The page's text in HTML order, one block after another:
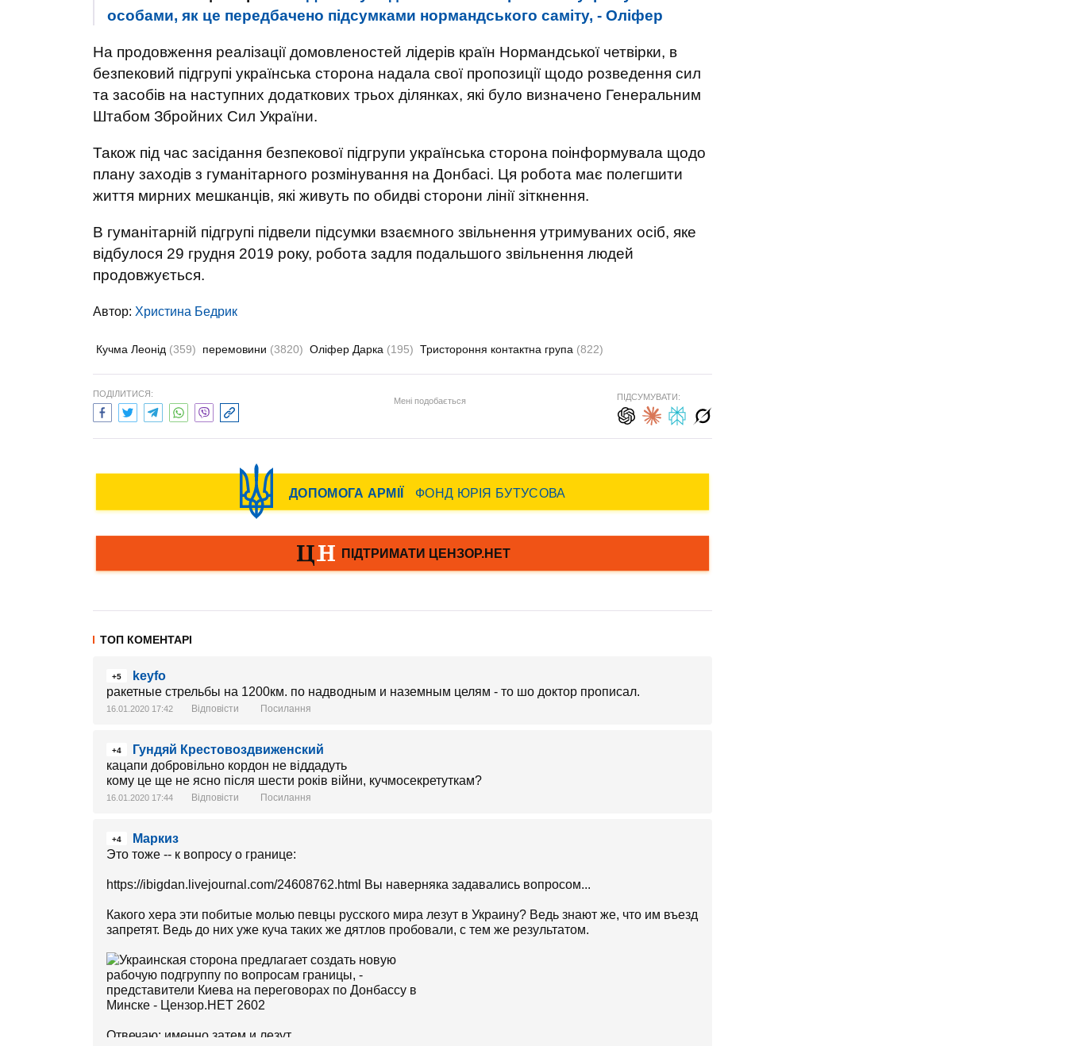
особами, як це передбачено підсумками нормандського саміту, - Оліфер
На продовження реалізації домовленостей лідерів країн Нормандської четвірки, в
безпековий підгрупі українська сторона надала свої пропозиції щодо розведення сил
та засобів на наступних додаткових трьох ділянках, які було визначено Генеральним
Штабом Збройних Сил України.
Також під час засідання безпекової підгрупи українська сторона поінформувала щодо
плану заходів з гуманітарного розмінування на Донбасі. Ця робота має полегшити
життя мирних мешканців, які живуть по обидві сторони лінії зіткнення.
В гуманітарній підгрупі підвели підсумки взаємного звільнення утримуваних осіб, яке
відбулося 29 грудня 2019 року, робота задля подальшого звільнення людей
продовжується.
Автор: Христина Бедрик
Кучма Леонід (359) перемовини (3820) Оліфер Дарка (195) Тристороння контактна група (822)
ПОДІЛИТИСЯ:
Мені подобається ПІДСУМУВАТИ:
ТОП КОМЕНТАРІ
+5
keyfo
ракетные стрельбы на 1200км. по надводным и наземным целям - то шо доктор прописал.
16.01.2020 17:42 Відповісти Посилання
+4
Гундяй Крестовоздвиженский
кацапи добровільно кордон не віддадуть
кому це ще не ясно після шести років війни, кучмосекретуткам?
16.01.2020 17:44 Відповісти Посилання
+4
Маркиз
Это тоже -- к вопросу о границе:
https://ibigdan.livejournal.com/24608762.html Вы наверняка задавались вопросом...
Какого хера эти побитые молью певцы русского мира лезут в Украину? Ведь знают же, что им въезд
запретят. Ведь до них уже куча таких же дятлов пробовали, с тем же результатом.
Отвечаю: именно затем и лезут.